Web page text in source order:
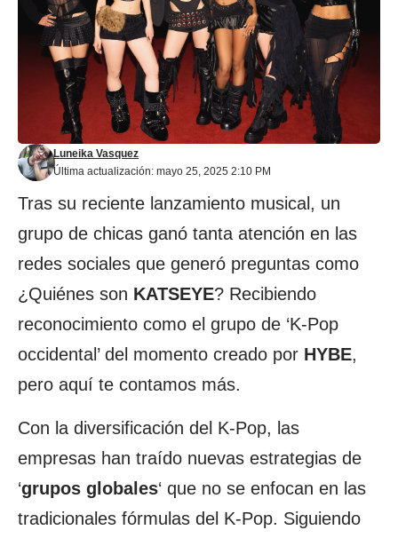
Última actualización: mayo 25, 2025 2:10 PM
Luneika Vasquez
Tras su reciente lanzamiento musical, un
grupo de chicas ganó tanta atención en las
redes sociales que generó preguntas como
¿Quiénes son KATSEYE? Recibiendo
reconocimiento como el grupo de ‘K-Pop
occidental’ del momento creado por HYBE,
pero aquí te contamos más.
Con la diversificación del K-Pop, las
empresas han traído nuevas estrategias de
‘grupos globales‘ que no se enfocan en las
tradicionales fórmulas del K-Pop. Siguiendo